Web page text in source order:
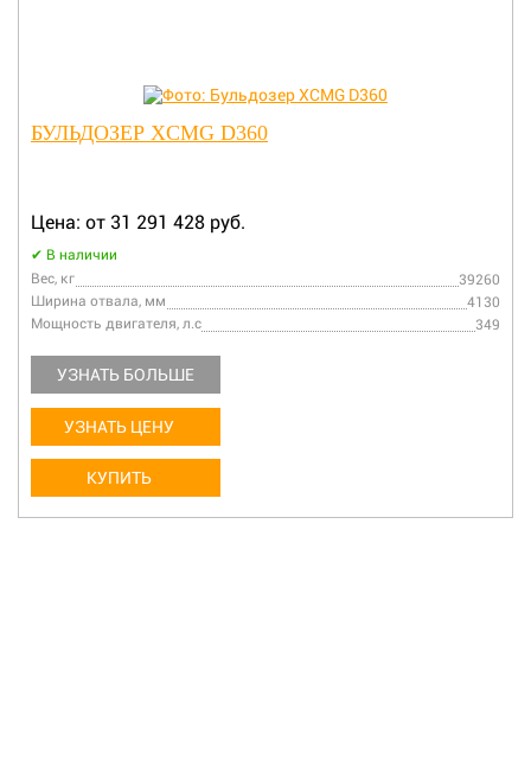
БУЛЬДОЗЕР XCMG D360
Цена: от 31 291 428 руб.
В наличии
Вес, кг
39260
Ширина отвала, мм
4130
Мощность двигателя, л.с
349
УЗНАТЬ БОЛЬШЕ
УЗНАТЬ ЦЕНУ
КУПИТЬ